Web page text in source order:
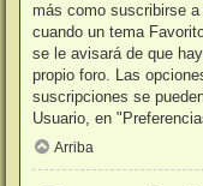
más como suscribirse
cuando un tema
se le avisará de que
propio foro. Las
suscripciones se
Usuario, en
Arriba